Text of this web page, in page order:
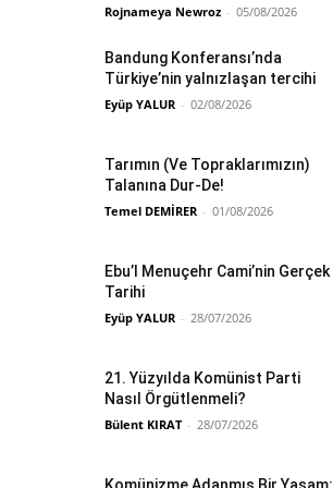
Rojnameya Newroz - 05/08/2026
Bandung Konferansı’nda
Türkiye’nin yalnızlaşan tercihi
Eyüp YALUR - 02/08/2026
Tarımın (Ve Topraklarımızın)
Talanına Dur-De!
Temel DEMİRER - 01/08/2026
Ebu’l Menuçehr Cami’nin Gerçek
Tarihi
Eyüp YALUR - 28/07/2026
21. Yüzyılda Komünist Parti
Nasıl Örgütlenmeli?
Bülent KIRAT - 28/07/2026